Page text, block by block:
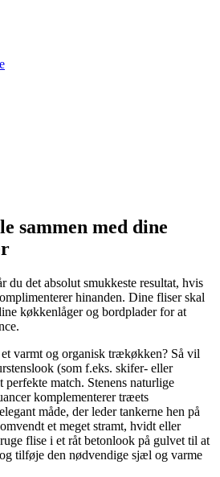
sammen med dine
du det absolut smukkeste resultat, hvis
hinanden. Dine fliser skal
køkkenlåger og bordplader for at
varmt og organisk trækøkken? Så vil
(som f.eks. skifer- eller
match. Stenens naturlige
komplementerer træets
måde, der leder tankerne hen på
et meget stramt, hvidt eller
flise i et råt betonlook på gulvet til at
tilføje den nødvendige sjæl og varme